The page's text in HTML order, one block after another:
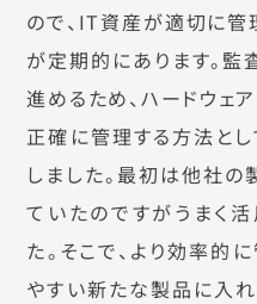
ので、IT資産が適切に管
が定期的にあります。
進めるため、ハードウェ
正確に管理する方法と
しました。最初は他社
ていたのですがうまく
た。そこで、より効率的
やすい新たな製品に入れ